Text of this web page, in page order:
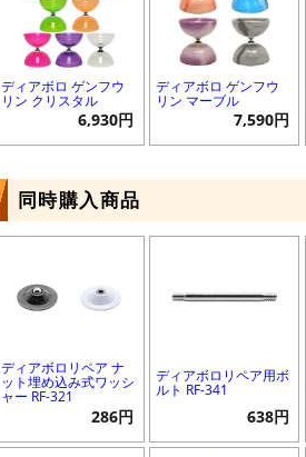
ディアボロ ゲンフウ
リン クリスタル
6,930円
ディアボロ ゲンフウ
リン マーブル
7,590円
同時購入商品
ディアボロリペア ナ
ット埋め込み式ワッシ
ャー RF-321
286円
ディアボロリペア用ボ
ルト RF-341
638円